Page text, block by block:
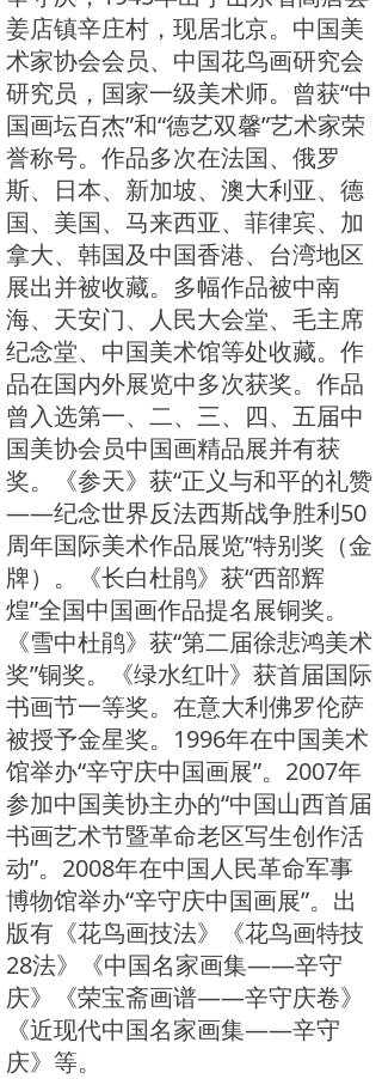
姜店镇辛庄村，现居北京。中国美
术家协会会员、中国花鸟画研究会
研究员，国家一级美术师。曾获“中
国画坛百杰”和“德艺双馨”艺术家荣
誉称号。作品多次在法国、俄罗
斯、日本、新加坡、澳大利亚、德
国、美国、马来西亚、菲律宾、加
拿大、韩国及中国香港、台湾地区
展出并被收藏。多幅作品被中南
海、天安门、人民大会堂、毛主席
纪念堂、中国美术馆等处收藏。作
品在国内外展览中多次获奖。作品
曾入选第一、二、三、四、五届中
国美协会员中国画精品展并有获
奖。《参天》获“正义与和平的礼赞
——纪念世界反法西斯战争胜利50
周年国际美术作品展览”特别奖（金
牌）。《长白杜鹃》获“西部辉
煌”全国中国画作品提名展铜奖。
《雪中杜鹃》获“第二届徐悲鸿美术
奖”铜奖。《绿水红叶》获首届国际
书画节一等奖。在意大利佛罗伦萨
被授予金星奖。1996年在中国美术
馆举办“辛守庆中国画展”。2007年
参加中国美协主办的“中国山西首届
书画艺术节暨革命老区写生创作活
动”。2008年在中国人民革命军事
博物馆举办“辛守庆中国画展”。出
版有《花鸟画技法》《花鸟画特技
28法》《中国名家画集——辛守
庆》《荣宝斋画谱——辛守庆卷》
《近现代中国名家画集——辛守
庆》等。